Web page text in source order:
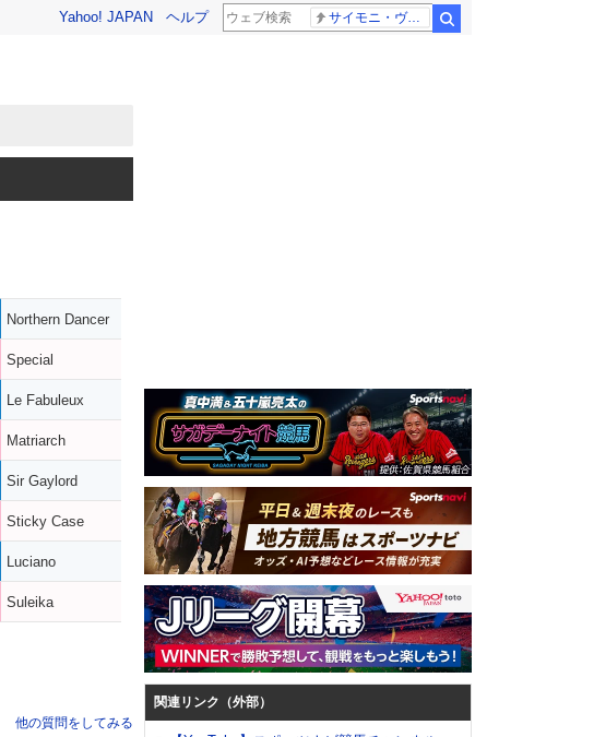
Yahoo! JAPAN ヘルプ サイモニ・ヴニランギ 死去
Northern Dancer
Special
Le Fabuleux
Matriarch
Sir Gaylord
Sticky Case
Luciano
Suleika
他の質問をしてみる
関連リンク（外部）